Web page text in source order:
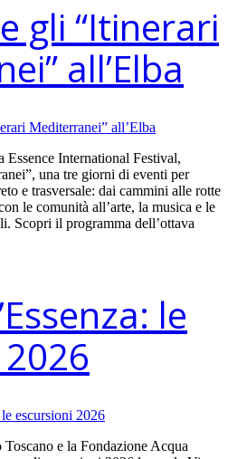
gli “Itinerari
all’Elba
International Festival,
una tre giorni di eventi per
e trasversale: dai cammini alle rotte
le comunità all’arte, la musica e le
Scopri il programma dell’ottava
le
e la Fondazione Acqua